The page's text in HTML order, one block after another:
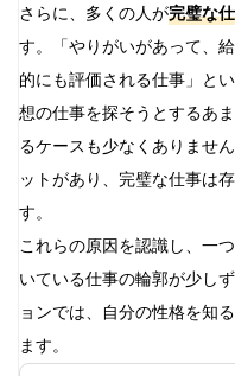
さらに、多くの人が完璧な
す。「やりがいがあって、
的にも評価される仕事」と
想の仕事を探そうとするあ
るケースも少なくありませ
ットがあり、完璧な仕事は
す。
これらの原因を認識し、一
いている仕事の輪郭が少し
ョンでは、自分の性格を知
ます。